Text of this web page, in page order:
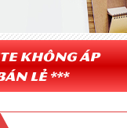
không áp
lẻ ***